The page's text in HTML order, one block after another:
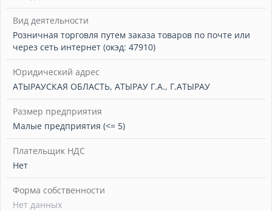
Вид деятельности
Розничная торговля путем заказа товаров по почте или
через сеть интернет (окэд: 47910)
Юридический адрес
АТЫРАУСКАЯ ОБЛАСТЬ, АТЫРАУ Г.А., Г.АТЫРАУ
Размер предприятия
Малые предприятия (<= 5)
Плательщик НДС
Нет
Форма собственности
Нет данных